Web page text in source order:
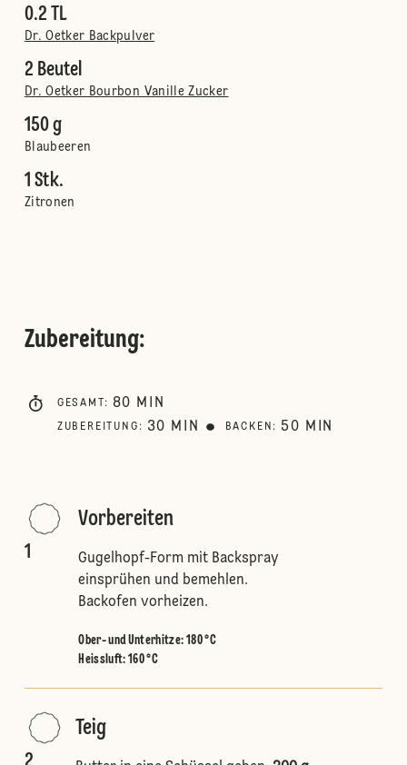
0.2 TL
Dr. Oetker Backpulver
2 Beutel
Dr. Oetker Bourbon Vanille Zucker
150 g
Blaubeeren
1 Stk.
Zitronen
Zubereitung:
GESAMT : 80 MIN
ZUBEREITUNG : 30 MIN BACKEN : 50 MIN
1
Vorbereiten
Gugelhopf-Form mit Backspray
einsprühen und bemehlen.
Backofen vorheizen.
Ober- und Unterhitze: 180 °C
Heissluft: 160 °C
Teig